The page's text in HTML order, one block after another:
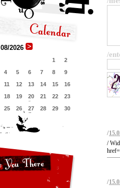
08/2026
1
2
4 5 6 7 8
9
11 12 13 14 15
16
18 19 20 21 22
23
25 26 27 28 29
30
/
/
/
/